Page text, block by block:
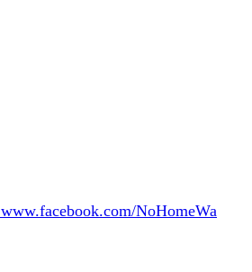
www.facebook.com/NoHomeWa